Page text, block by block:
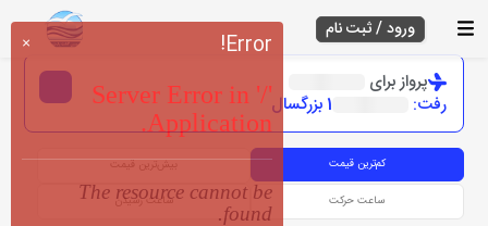
ورود / ثبت نام
پرواز برای
رفت:
1 بزرگسال
کم‌ترین قیمت بیش‌ترین قیمت
ساعت حرکت ساعت رسیدن
× Error!
Server Error in '/'
Application.
The resource cannot be
found.